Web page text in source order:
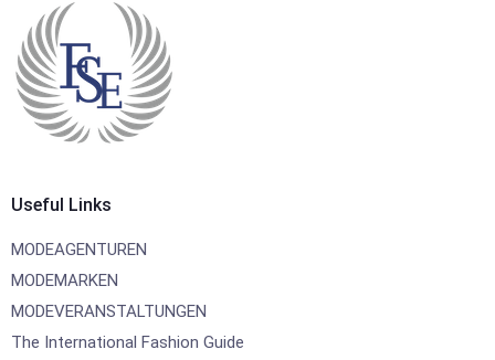
Useful Links
MODEAGENTUREN
MODEMARKEN
MODEVERANSTALTUNGEN
The International Fashion Guide